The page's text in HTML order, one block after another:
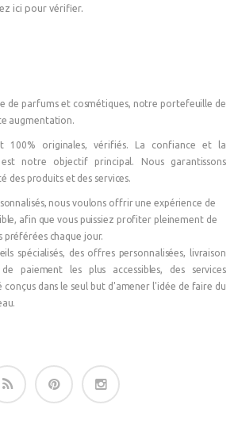
ici pour vérifier.
de parfums et cosmétiques, notre portefeuille de
augmentation.
100% originales, vérifiés. La confiance et la
notre objectif principal. Nous garantissons
des produits et des services.
nous voulons offrir une expérience de
afin que vous puissiez profiter pleinement de
préférées chaque jour.
spécialisés, des offres personnalisées, livraison
paiement les plus accessibles, des services
dans le seul but d'amener l'idée de faire du